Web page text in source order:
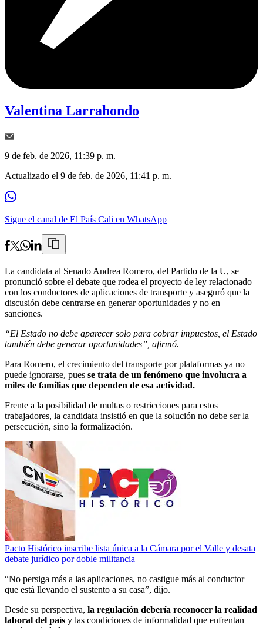
Valentina Larrahondo
9 de feb. de 2026, 11:39 p. m.
Actualizado el 9 de feb. de 2026, 11:41 p. m.
Sigue el canal de El País Cali en WhatsApp
La candidata al Senado Andrea Romero, del Partido de la U, se
pronunció sobre el debate que rodea el proyecto de ley relacionado
con los conductores de aplicaciones de transporte y aseguró que la
discusión debe centrarse en generar oportunidades y no en
sanciones.
“El Estado no debe aparecer solo para cobrar impuestos, el Estado
también debe generar oportunidades”, afirmó.
Para Romero, el crecimiento del transporte por plataformas ya no
puede ignorarse, pues se trata de un fenómeno que involucra a
miles de familias que dependen de esa actividad.
Frente a la posibilidad de multas o restricciones para estos
trabajadores, la candidata insistió en que la solución no debe ser la
persecución, sino la formalización.
Pacto Histórico inscribe lista única a la Cámara por el Valle y desata
debate jurídico por doble militancia
“No persiga más a las aplicaciones, no castigue más al conductor
que está llevando el sustento a su casa”, dijo.
Desde su perspectiva, la regulación debería reconocer la realidad
laboral del país y las condiciones de informalidad que enfrentan